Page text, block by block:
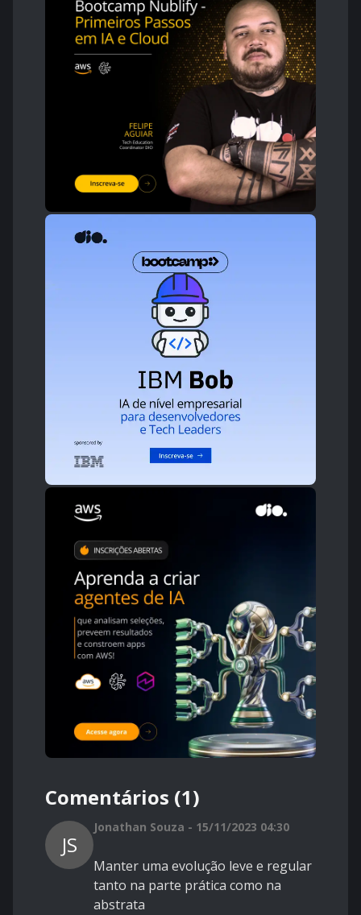
Comentários (1)
JS
Jonathan Souza - 15/11/2023 04:30
Manter uma evolução leve e regular
tanto na parte prática como na
abstrata